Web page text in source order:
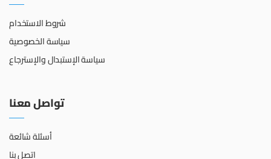
شروط الاستخدام
سياسة الخصوصية
سياسة الإستبدال والإسترجاع
تواصل معنا
أسئلة شائعة
اتصل بنا